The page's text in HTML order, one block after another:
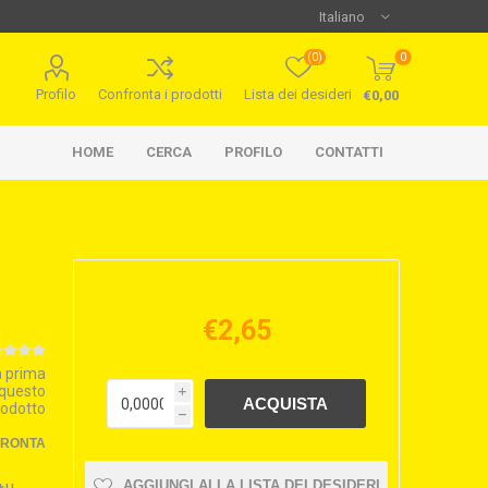
Profilo Confronta i prodotti Lista dei desideri
(0) 0
€0,00
HOME CERCA PROFILO CONTATTI
prima
€2,65
i
h